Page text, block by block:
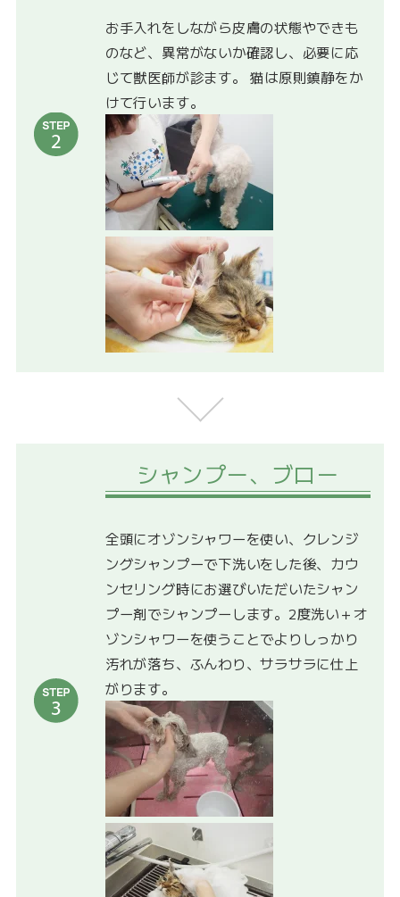
お手入れをしながら皮膚の状態やできも
のなど、異常がないか確認し、必要に応
じて獣医師が診ます。 猫は原則鎮静をか
けて行います。
シャンプー、ブロー
全頭にオゾンシャワーを使い、クレンジ
ングシャンプーで下洗いをした後、カウ
ンセリング時にお選びいただいたシャン
プー剤でシャンプーします。2度洗い＋オ
ゾンシャワーを使うことでよりしっかり
汚れが落ち、ふんわり、サラサラに仕上
がります。